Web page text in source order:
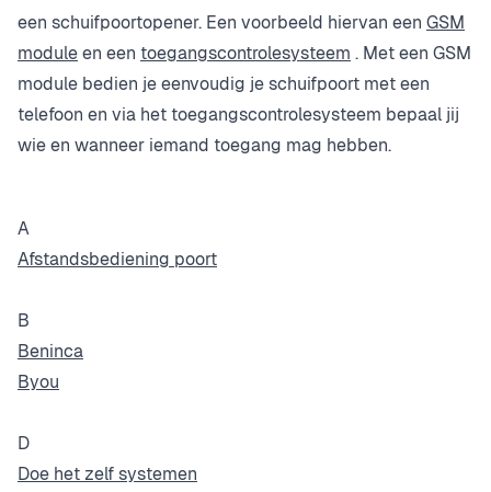
een schuifpoortopener. Een voorbeeld hiervan een GSM
moduleen een toegangscontrolesysteem . Met een GSM
module bedien je eenvoudig je schuifpoort met een
telefoon en via het toegangscontrolesysteem bepaal jij
wie en wanneer iemand toegang mag hebben.
A
Afstandsbediening poort
B
Beninca
Byou
D
Doe het zelf systemen